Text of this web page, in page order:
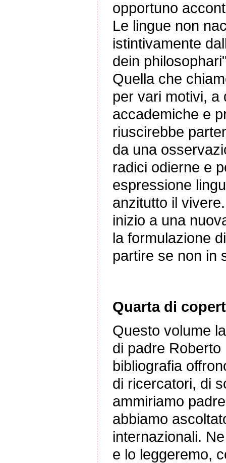
opportuno
Le lingue non
istintivamente
dein
Quella che
per vari motivi, a
accademiche e
riuscirebbe
da una
radici odierne e
espressione
anzitutto il
inizio a una
la formulazione
partire se non in
Quarta di
Questo volume
di padre
bibliografia
di ricercatori, di
ammiriamo
abbiamo
internazionali.
e lo leggeremo,